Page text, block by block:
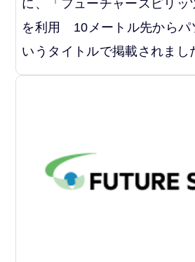
に、「フューチャースピリッ
を利用 10メートル先からパ
いうタイトルで掲載されまし